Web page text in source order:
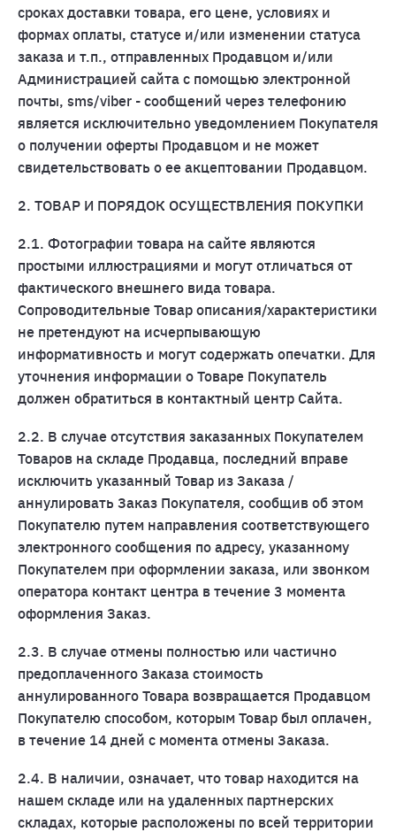
сроках доставки товара, его цене, условиях и
формах оплаты, статусе и/или изменении статуса
заказа и т.п., отправленных Продавцом и/или
Администрацией сайта с помощью электронной
почты, sms/viber - сообщений через телефонию
является исключительно уведомлением Покупателя
о получении оферты Продавцом и не может
свидетельствовать о ее акцептовании Продавцом.
2. ТОВАР И ПОРЯДОК ОСУЩЕСТВЛЕНИЯ ПОКУПКИ
2.1. Фотографии товара на сайте являются
простыми иллюстрациями и могут отличаться от
фактического внешнего вида товара.
Сопроводительные Товар описания/характеристики
не претендуют на исчерпывающую
информативность и могут содержать опечатки. Для
уточнения информации о Товаре Покупатель
должен обратиться в контактный центр Сайта.
2.2. В случае отсутствия заказанных Покупателем
Товаров на складе Продавца, последний вправе
исключить указанный Товар из Заказа /
аннулировать Заказ Покупателя, сообщив об этом
Покупателю путем направления соответствующего
электронного сообщения по адресу, указанному
Покупателем при оформлении заказа, или звонком
оператора контакт центра в течение 3 момента
оформления Заказ.
2.3. В случае отмены полностью или частично
предоплаченного Заказа стоимость
аннулированного Товара возвращается Продавцом
Покупателю способом, которым Товар был оплачен,
в течение 14 дней с момента отмены Заказа.
2.4. В наличии, означает, что товар находится на
нашем складе или на удаленных партнерских
складах, которые расположены по всей территории